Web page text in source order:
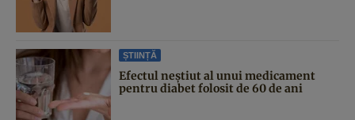
ȘTIINȚĂ
Efectul neștiut al unui medicament
pentru diabet folosit de 60 de ani